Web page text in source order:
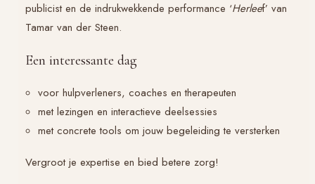
publicist en de indrukwekkende performance ‘Herleef’ van
Tamar van der Steen.
Een interessante dag
voor hulpverleners, coaches en therapeuten
met lezingen en interactieve deelsessies
met concrete tools om jouw begeleiding te versterken
Vergroot je expertise en bied betere zorg!